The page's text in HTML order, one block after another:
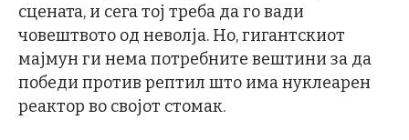
сцената, и сега тој треба да го вади
човештвото од неволја. Но, гигантскиот
мајмун ги нема потребните вештини за да
победи против рептил што има нуклеарен
реактор во својот стомак.